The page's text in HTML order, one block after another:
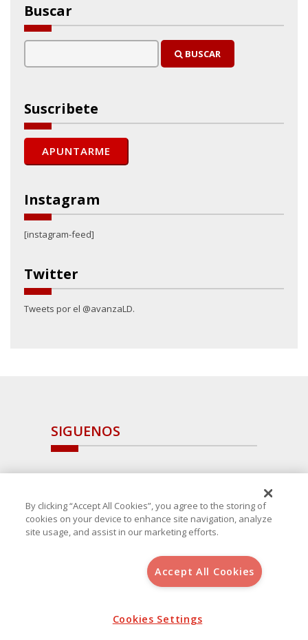
Buscar
BUSCAR
Suscribete
Instagram
[instagram-feed]
Twitter
Tweets por el @avanzaLD.
SIGUENOS
, S.L.U.(B-64405731) c/ San Norberto
Aviso Legal
Política de Cookies
By clicking “Accept All Cookies”, you agree to the storing of
cookies on your device to enhance site navigation, analyze
site usage, and assist in our marketing efforts.
Accept All Cookies
Cookies Settings